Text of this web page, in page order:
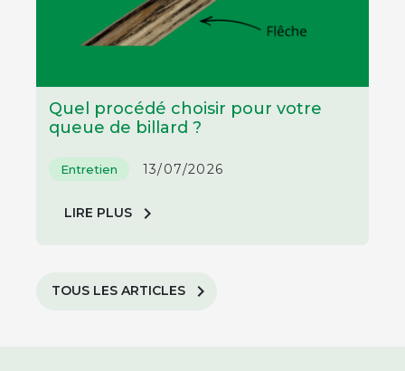
Quel procédé choisir pour votre
queue de billard ?
Entretien 13/07/2026
LIRE PLUS chevron_right
TOUS LES ARTICLES chevron_right